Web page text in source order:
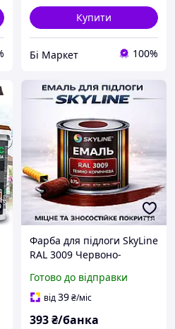
Купити
Бі Маркет 100%
Фарба для підлоги SkyLine
RAL 3009 Червоно-
емаль, зносостійка,
вологостійка, для бетону
Готово до відправки
від39₴/міс
393₴/банка